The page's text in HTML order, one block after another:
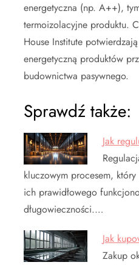
energetyczna (np. A++),
termoizolacyjne produktu.
House Institute
energetyczną produktów
budownictwa pasywnego.
Sprawdź także:
Jak
kluczowym procesem,
ich prawidłowego
długowieczności.…
Jak
Zakup